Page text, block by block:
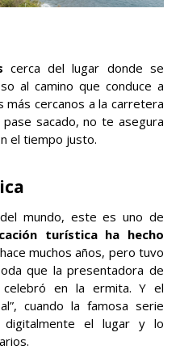
cerca del lugar donde se
al camino que conduce a
más cercanos a la carretera
sacado, no te asegura
el tiempo justo.
mundo, este es uno de
turística ha hecho
muchos años, pero tuvo
que la presentadora de
en la ermita. Y el
cuando la famosa serie
el lugar y lo